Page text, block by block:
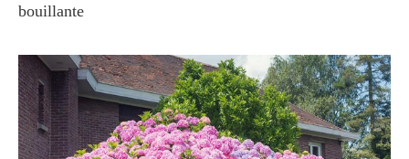
bouillante